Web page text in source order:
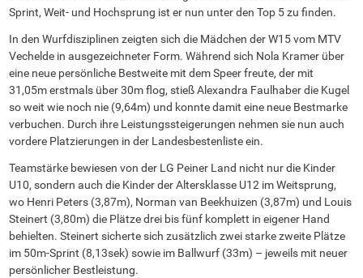
Sprint, Weit- und Hochsprung ist er nun unter den Top 5 zu finden.
In den Wurfdisziplinen zeigten sich die Mädchen der W15 vom MTV
Vechelde in ausgezeichneter Form. Während sich Nola Kramer über
eine neue persönliche Bestweite mit dem Speer freute, der mit
31,05m erstmals über 30m flog, stieß Alexandra Faulhaber die Kugel
so weit wie noch nie (9,64m) und konnte damit eine neue Bestmarke
verbuchen. Durch ihre Leistungssteigerungen nehmen sie nun auch
vordere Platzierungen in der Landesbestenliste ein.
Teamstärke bewiesen von der LG Peiner Land nicht nur die Kinder
U10, sondern auch die Kinder der Altersklasse U12 im Weitsprung,
wo Henri Peters (3,87m), Norman van Beekhuizen (3,87m) und Louis
Steinert (3,80m) die Plätze drei bis fünf komplett in eigener Hand
behielten. Steinert sicherte sich zusätzlich zwei starke zweite Plätze
im 50m-Sprint (8,13sek) sowie im Ballwurf (33m) – jeweils mit neuer
persönlicher Bestleistung.